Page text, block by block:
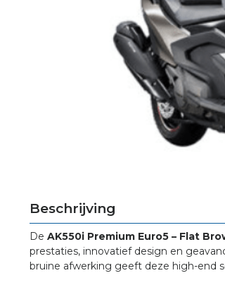
Beschrijving
De AK550i Premium Euro5 – Flat
prestaties, innovatief design en
bruine afwerking geeft deze high-end